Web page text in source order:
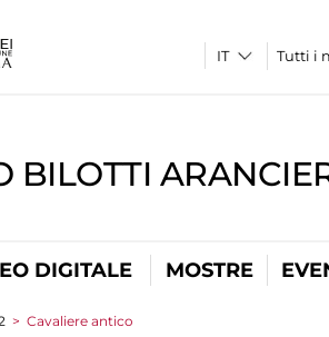
Tutti i
BILOTTI
DIGITALE MOSTRE
> Cavaliere antico